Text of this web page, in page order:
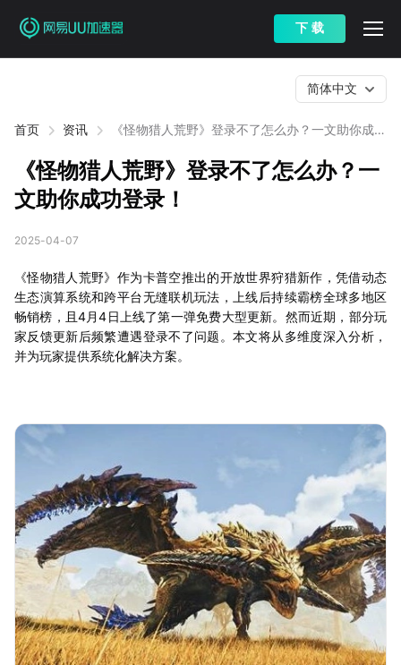
下 载
首页 资讯
《怪物猎人荒野》登录不了怎么办？一文助你成功
简体中文
《怪物猎人荒野》登录不了怎么办？一
文助你成功登录！
2025-04-07
《怪物猎人荒野》作为卡普空推出的开放世界狩猎新作，凭借动态
生态演算系统和跨平台无缝联机玩法，上线后持续霸榜全球多地区
畅销榜，且4月4日上线了第一弹免费大型更新。然而近期，部分玩
家反馈更新后频繁遭遇登录不了问题。本文将从多维度深入分析，
并为玩家提供系统化解决方案。